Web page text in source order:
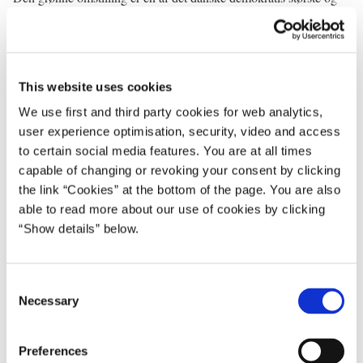
This website uses cookies
We use first and third party cookies for web analytics,
user experience optimisation, security, video and access
to certain social media features. You are at all times
capable of changing or revoking your consent by clicking
the link “Cookies” at the bottom of the page. You are also
able to read more about our use of cookies by clicking
“Show details” below.
Necessary
Preferences
* * *
Rundt om i verden kigger andre lande på os og spørger: Hvordan
gør I?
i hånd med velfærd. Med økonomisk vækst. Med arbejdspladser.